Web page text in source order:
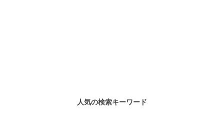
人気の検索キーワード